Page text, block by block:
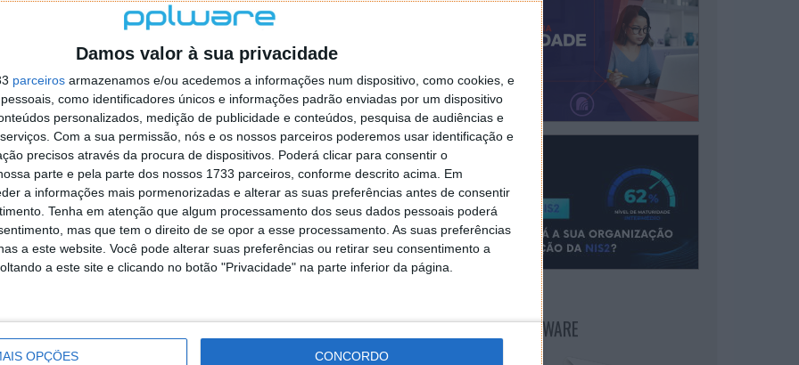
Damos valor à sua privacidade
parceiros armazenamos e/ou acedemos a informações num dispositivo, como cookies, e
como identificadores únicos e informações padrão enviadas por um dispositivo
personalizados, medição de publicidade e conteúdos, pesquisa de audiências e
Com a sua permissão, nós e os nossos parceiros poderemos usar identificação e
precisos através da procura de dispositivos. Poderá clicar para consentir o
parte e pela parte dos nossos 1733 parceiros, conforme descrito acima. Em
a informações mais pormenorizadas e alterar as suas preferências antes de consentir
Tenha em atenção que algum processamento dos seus dados pessoais poderá
mas que tem o direito de se opor a esse processamento. As suas preferências
a este website. Você pode alterar suas preferências ou retirar seu consentimento a
a este site e clicando no botão "Privacidade" na parte inferior da página.
OPÇÕES CONCORDO
separador Menu ‘Iniciar’ clica no botão ‘Personalizar’ aí
escolheres o Browser com que queres navegar e o gestor de
ao teu Firefox e nas ferramentas ou tools escolhes ‘Opções’ ou
e logo perto do fim encontras um local para colocares um visto
é o browser predefinido.
mail algum.
17:00
NEWSLETTER PPLWARE